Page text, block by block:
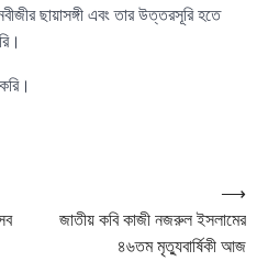
ছায়াসঙ্গী এবং তার উত্তরসূরি হতে
জাতীয় কবি কাজী নজরুল ইসলামের
৪৬তম মৃত্যুবার্ষিকী আজ
⟶